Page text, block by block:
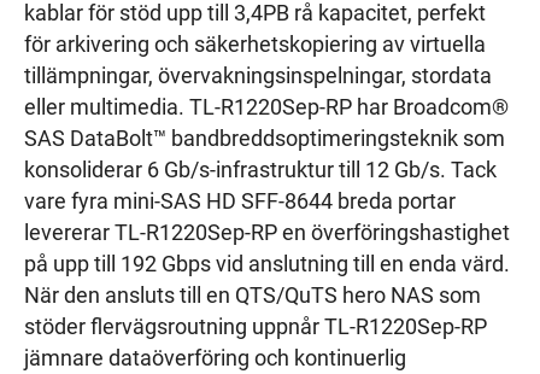
kablar för stöd upp till 3,4PB rå kapacitet, perfekt
för arkivering och säkerhetskopiering av virtuella
tillämpningar, övervakningsinspelningar, stordata
eller multimedia. TL-R1220Sep-RP har Broadcom®
SAS DataBolt™ bandbreddsoptimeringsteknik som
konsoliderar 6 Gb/s-infrastruktur till 12 Gb/s. Tack
vare fyra mini-SAS HD SFF-8644 breda portar
levererar TL-R1220Sep-RP en överföringshastighet
på upp till 192 Gbps vid anslutning till en enda värd.
När den ansluts till en QTS/QuTS hero NAS som
stöder flervägsroutning uppnår TL-R1220Sep-RP
jämnare dataöverföring och kontinuerlig